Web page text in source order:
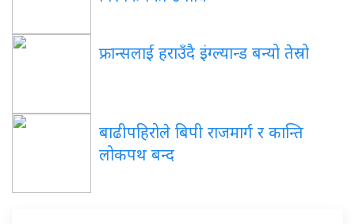
फ्रान्सलाई हराउँदै इंग्ल्यान्ड बन्यो तेस्रो
बाढीपहिरोले बिपी राजमार्ग र कान्ति
लोकपथ बन्द